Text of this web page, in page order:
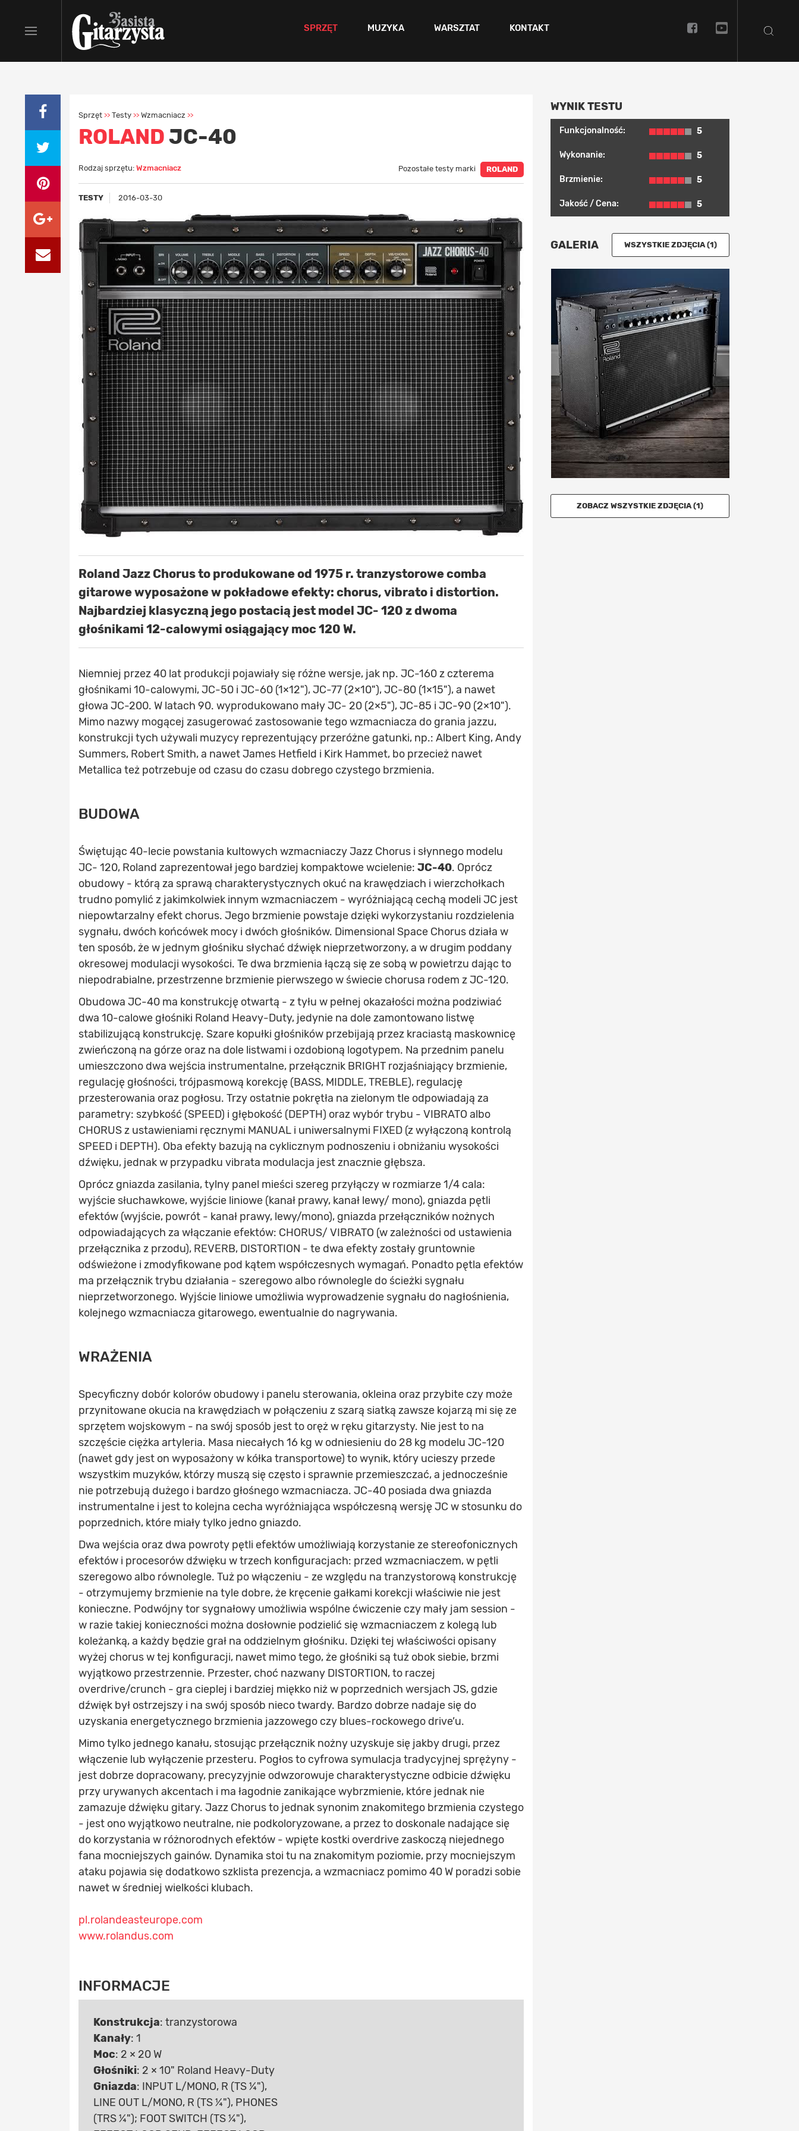
SPRZĘT MUZYKA WARSZTAT KONTAKT
Sprzęt >> Testy >> Wzmacniacz >>
ROLANDJC-40
Rodzaj sprzętu: Wzmacniacz Pozostałe testy marki ROLAND
TESTY 2016-03-30
Roland Jazz Chorus to produkowane od 1975 r. tranzystorowe comba
gitarowe wyposażone w pokładowe efekty: chorus, vibrato i distortion.
Najbardziej klasyczną jego postacią jest model JC- 120 z dwoma
głośnikami 12-calowymi osiągający moc 120 W.
Niemniej przez 40 lat produkcji pojawiały się różne wersje, jak np. JC-160 z czterema
głośnikami 10-calowymi, JC-50 i JC-60 (1×12"), JC-77 (2×10"), JC-80 (1×15"), a nawet
głowa JC-200. W latach 90. wyprodukowano mały JC- 20 (2×5"), JC-85 i JC-90 (2×10").
Mimo nazwy mogącej zasugerować zastosowanie tego wzmacniacza do grania jazzu,
konstrukcji tych używali muzycy reprezentujący przeróżne gatunki, np.: Albert King, Andy
Summers, Robert Smith, a nawet James Hetfield i Kirk Hammet, bo przecież nawet
Metallica też potrzebuje od czasu do czasu dobrego czystego brzmienia.
BUDOWA
Świętując 40-lecie powstania kultowych wzmacniaczy Jazz Chorus i słynnego modelu
JC- 120, Roland zaprezentował jego bardziej kompaktowe wcielenie: JC-40. Oprócz
obudowy - którą za sprawą charakterystycznych okuć na krawędziach i wierzchołkach
trudno pomylić z jakimkolwiek innym wzmacniaczem - wyróżniającą cechą modeli JC jest
niepowtarzalny efekt chorus. Jego brzmienie powstaje dzięki wykorzystaniu rozdzielenia
sygnału, dwóch końcówek mocy i dwóch głośników. Dimensional Space Chorus działa w
ten sposób, że w jednym głośniku słychać dźwięk nieprzetworzony, a w drugim poddany
okresowej modulacji wysokości. Te dwa brzmienia łączą się ze sobą w powietrzu dając to
niepodrabialne, przestrzenne brzmienie pierwszego w świecie chorusa rodem z JC-120.
Obudowa JC-40 ma konstrukcję otwartą - z tyłu w pełnej okazałości można podziwiać
dwa 10-calowe głośniki Roland Heavy-Duty, jedynie na dole zamontowano listwę
stabilizującą konstrukcję. Szare kopułki głośników przebijają przez kraciastą maskownicę
zwieńczoną na górze oraz na dole listwami i ozdobioną logotypem. Na przednim panelu
umieszczono dwa wejścia instrumentalne, przełącznik BRIGHT rozjaśniający brzmienie,
regulację głośności, trójpasmową korekcję (BASS, MIDDLE, TREBLE), regulację
przesterowania oraz pogłosu. Trzy ostatnie pokrętła na zielonym tle odpowiadają za
parametry: szybkość (SPEED) i głębokość (DEPTH) oraz wybór trybu - VIBRATO albo
CHORUS z ustawieniami ręcznymi MANUAL i uniwersalnymi FIXED (z wyłączoną kontrolą
SPEED i DEPTH). Oba efekty bazują na cyklicznym podnoszeniu i obniżaniu wysokości
dźwięku, jednak w przypadku vibrata modulacja jest znacznie głębsza.
Oprócz gniazda zasilania, tylny panel mieści szereg przyłączy w rozmiarze 1/4 cala:
wyjście słuchawkowe, wyjście liniowe (kanał prawy, kanał lewy/ mono), gniazda pętli
efektów (wyjście, powrót - kanał prawy, lewy/mono), gniazda przełączników nożnych
odpowiadających za włączanie efektów: CHORUS/ VIBRATO (w zależności od ustawienia
przełącznika z przodu), REVERB, DISTORTION - te dwa efekty zostały gruntownie
odświeżone i zmodyfikowane pod kątem współczesnych wymagań. Ponadto pętla efektów
ma przełącznik trybu działania - szeregowo albo równolegle do ścieżki sygnału
nieprzetworzonego. Wyjście liniowe umożliwia wyprowadzenie sygnału do nagłośnienia,
kolejnego wzmacniacza gitarowego, ewentualnie do nagrywania.
WRAŻENIA
Specyficzny dobór kolorów obudowy i panelu sterowania, okleina oraz przybite czy może
przynitowane okucia na krawędziach w połączeniu z szarą siatką zawsze kojarzą mi się ze
sprzętem wojskowym - na swój sposób jest to oręż w ręku gitarzysty. Nie jest to na
szczęście ciężka artyleria. Masa niecałych 16 kg w odniesieniu do 28 kg modelu JC-120
(nawet gdy jest on wyposażony w kółka transportowe) to wynik, który ucieszy przede
wszystkim muzyków, którzy muszą się często i sprawnie przemieszczać, a jednocześnie
nie potrzebują dużego i bardzo głośnego wzmacniacza. JC-40 posiada dwa gniazda
instrumentalne i jest to kolejna cecha wyróżniająca współczesną wersję JC w stosunku do
poprzednich, które miały tylko jedno gniazdo.
Dwa wejścia oraz dwa powroty pętli efektów umożliwiają korzystanie ze stereofonicznych
efektów i procesorów dźwięku w trzech konfiguracjach: przed wzmacniaczem, w pętli
szeregowo albo równolegle. Tuż po włączeniu - ze względu na tranzystorową konstrukcję
- otrzymujemy brzmienie na tyle dobre, że kręcenie gałkami korekcji właściwie nie jest
konieczne. Podwójny tor sygnałowy umożliwia wspólne ćwiczenie czy mały jam session -
w razie takiej konieczności można dosłownie podzielić się wzmacniaczem z kolegą lub
koleżanką, a każdy będzie grał na oddzielnym głośniku. Dzięki tej właściwości opisany
wyżej chorus w tej konfiguracji, nawet mimo tego, że głośniki są tuż obok siebie, brzmi
wyjątkowo przestrzennie. Przester, choć nazwany DISTORTION, to raczej
overdrive/crunch - gra cieplej i bardziej miękko niż w poprzednich wersjach JS, gdzie
dźwięk był ostrzejszy i na swój sposób nieco twardy. Bardzo dobrze nadaje się do
uzyskania energetycznego brzmienia jazzowego czy blues-rockowego drive’u.
Mimo tylko jednego kanału, stosując przełącznik nożny uzyskuje się jakby drugi, przez
włączenie lub wyłączenie przesteru. Pogłos to cyfrowa symulacja tradycyjnej sprężyny -
jest dobrze dopracowany, precyzyjnie odwzorowuje charakterystyczne odbicie dźwięku
przy urywanych akcentach i ma łagodnie zanikające wybrzmienie, które jednak nie
zamazuje dźwięku gitary. Jazz Chorus to jednak synonim znakomitego brzmienia czystego
- jest ono wyjątkowo neutralne, nie podkoloryzowane, a przez to doskonale nadające się
do korzystania w różnorodnych efektów - wpięte kostki overdrive zaskoczą niejednego
fana mocniejszych gainów. Dynamika stoi tu na znakomitym poziomie, przy mocniejszym
ataku pojawia się dodatkowo szklista prezencja, a wzmacniacz pomimo 40 W poradzi sobie
nawet w średniej wielkości klubach.
pl.rolandeasteurope.com
www.rolandus.com
INFORMACJE
Konstrukcja: tranzystorowa
Kanały: 1
Moc: 2 × 20 W
Głośniki: 2 × 10" Roland Heavy-Duty
Gniazda: INPUT L/MONO, R (TS ¼"),
LINE OUT L/MONO, R (TS ¼"), PHONES
(TRS ¼"); FOOT SWITCH (TS ¼"),
WYNIK TESTU
Funkcjonalność: 5
Wykonanie: 5
Brzmienie: 5
Jakość / Cena: 5
GALERIA WSZYSTKIE ZDJĘCIA (1)
ZOBACZ WSZYSTKIE ZDJĘCIA (1)